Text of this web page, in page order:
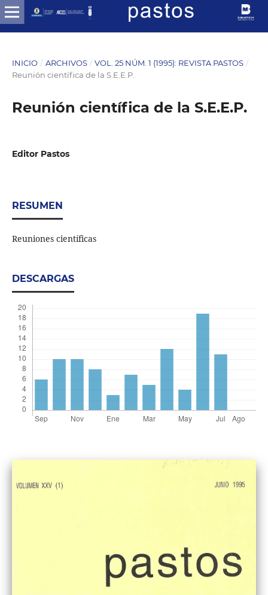
INICIO / ARCHIVOS / VOL. 25 NÚM. 1 (1995): REVISTA PASTOS /
Reunión científica de la S.E.E.P.
Reunión científica de la S.E.E.P.
Editor Pastos
RESUMEN
Reuniones científicas
DESCARGAS